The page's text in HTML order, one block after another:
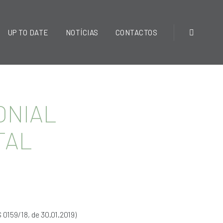
UP TO DATE NOTÍCIAS CONTACTOS
18, de 30.01.2019)